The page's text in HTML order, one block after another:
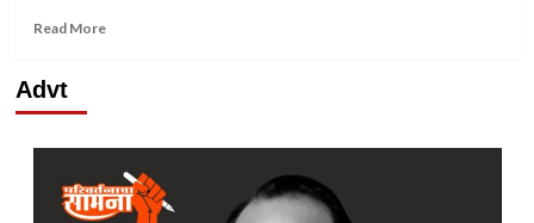
Read MoreRead
Advt